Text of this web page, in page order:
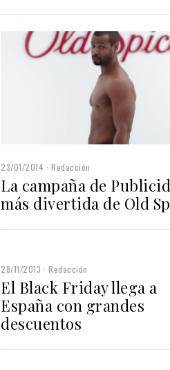
23/01/2014 Redacción
La campaña de
más divertida de Old
28/11/2013 Redacción
El Black Friday llega a
España con grandes
descuentos